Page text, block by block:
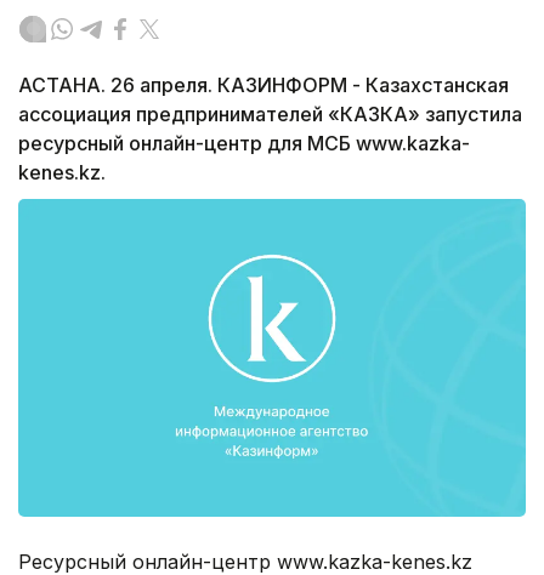
АСТАНА. 26 апреля. КАЗИНФОРМ - Казахстанская
ассоциация предпринимателей «КАЗКА» запустила
ресурсный онлайн-центр для МСБ www.kazka-
kenes.kz.
Ресурсный онлайн-центр www.kazka-kenes.kz